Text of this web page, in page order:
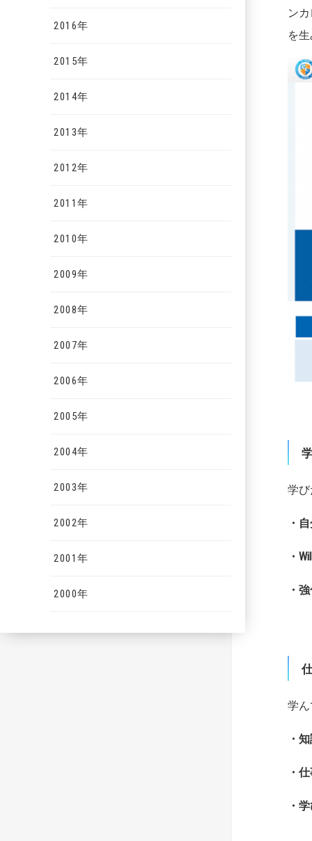
2016年
2015年
2014年
2013年
2012年
2011年
2010年
2009年
2008年
2007年
2006年
2005年
2004年
2003年
2002年
2001年
2000年
ン
を
学
・
・
・
学
・
・
・